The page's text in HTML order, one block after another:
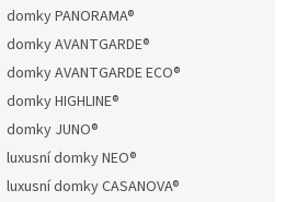
domky PANORAMA®
domky AVANTGARDE®
domky AVANTGARDE ECO®
domky HIGHLINE®
domky JUNO®
luxusní domky NEO®
luxusní domky CASANOVA®